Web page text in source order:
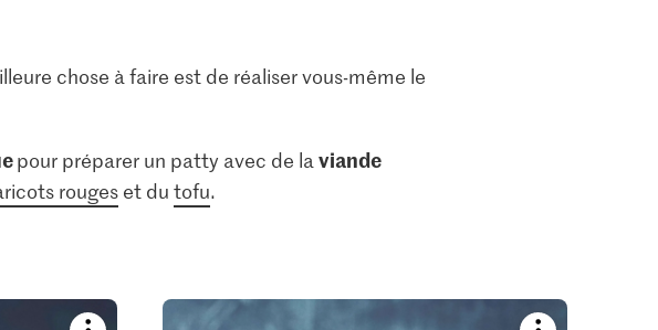
chose à faire est de réaliser vous-même le
pour préparer un patty avec de laviande
rougeset du tofu.